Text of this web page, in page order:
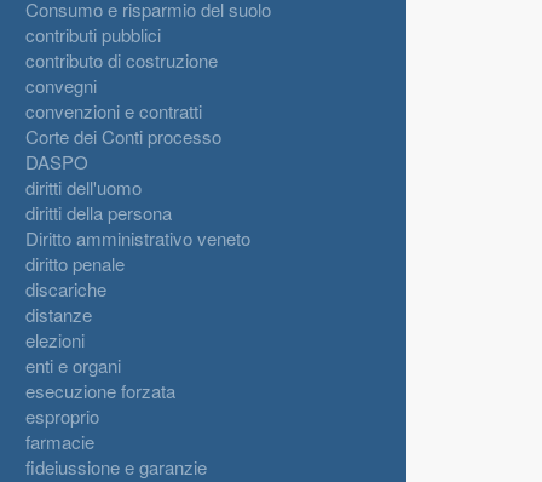
Consumo e risparmio del suolo
contributi pubblici
contributo di costruzione
convegni
convenzioni e contratti
Corte dei Conti processo
DASPO
diritti dell'uomo
diritti della persona
Diritto amministrativo veneto
diritto penale
discariche
distanze
elezioni
enti e organi
esecuzione forzata
esproprio
farmacie
fideiussione e garanzie